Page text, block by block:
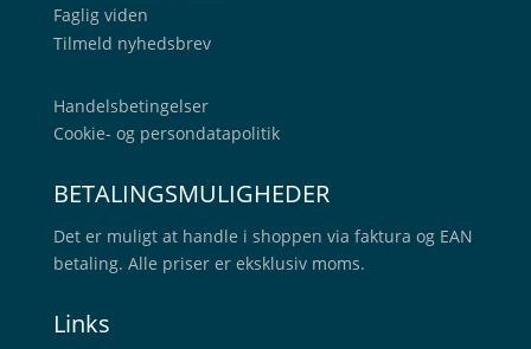
Faglig viden
Tilmeld nyhedsbrev
Handelsbetingelser
Cookie- og persondatapolitik
BETALINGSMULIGHEDER
Det er muligt at handle i shoppen via faktura og EAN
betaling. Alle priser er eksklusiv moms.
Links